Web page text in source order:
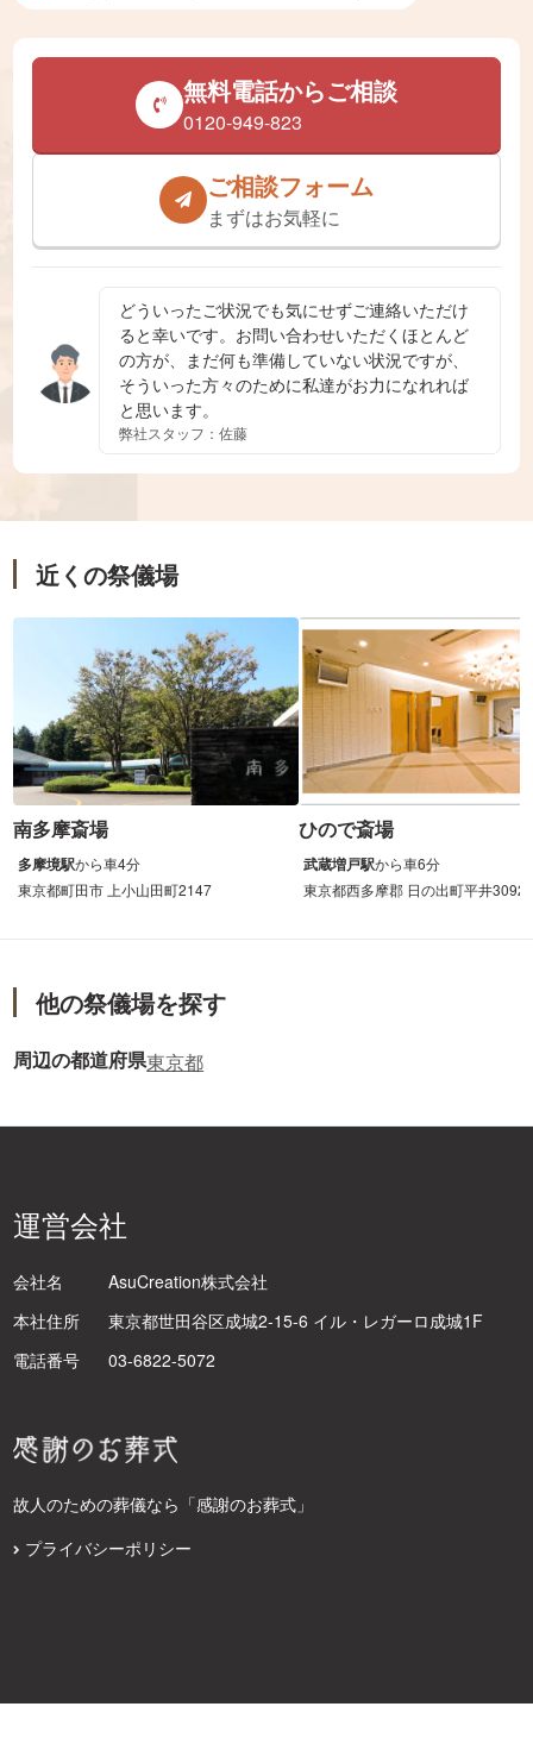
ご相談フォーム
まずはお気軽に
無料電話からご相談
0120-949-823
どういったご状況でも気にせずご連絡いただけ
ると幸いです。お問い合わせいただくほとんど
の方が、まだ何も準備していない状況ですが、
そういった方々のために私達がお力になれれば
と思います。
弊社スタッフ：佐藤
近くの祭儀場
南多摩斎場
多摩境駅から車4分
東京都町田市 上小山田町2147
ひので斎場
武蔵増戸駅から車6分
東京都西多摩郡 日の出町平井3092
他の祭儀場を探す
周辺の都道府県東京都
運営会社
会社名
AsuCreation株式会社
本社住所
東京都世田谷区成城2-15-6 イル・レガーロ成城1F
電話番号
03-6822-5072
故人のための葬儀なら「感謝のお葬式」
プライバシーポリシー